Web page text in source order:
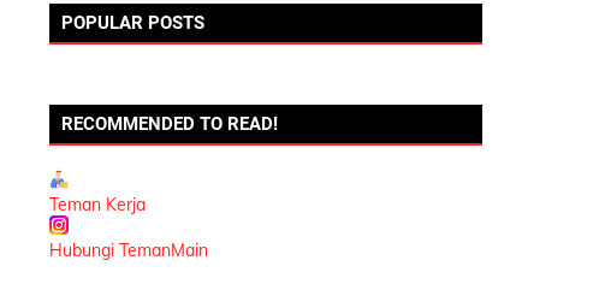
POPULAR POSTS
RECOMMENDED TO READ!
Teman Kerja
Hubungi TemanMain